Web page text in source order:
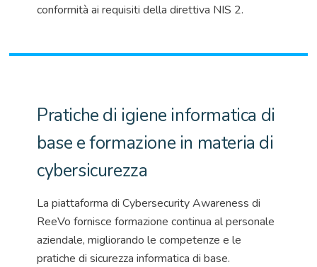
conformità ai requisiti della direttiva NIS 2.
Pratiche di igiene informatica di
base e formazione in materia di
cybersicurezza
La piattaforma di CybersecurityAwareness di
ReeVo fornisce formazione continua al personale
aziendale, migliorando le competenze e le
pratiche di sicurezza informatica di base.